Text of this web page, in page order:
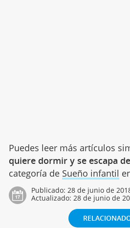
Puedes leer más artículos
quiere dormir y se escapa
categoría de Sueño infantil
Publicado: 28 de junio de
Actualizado: 28 de junio de